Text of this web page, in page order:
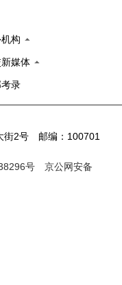
构
媒体
录
街2号 邮编：100701
号
京公网安备